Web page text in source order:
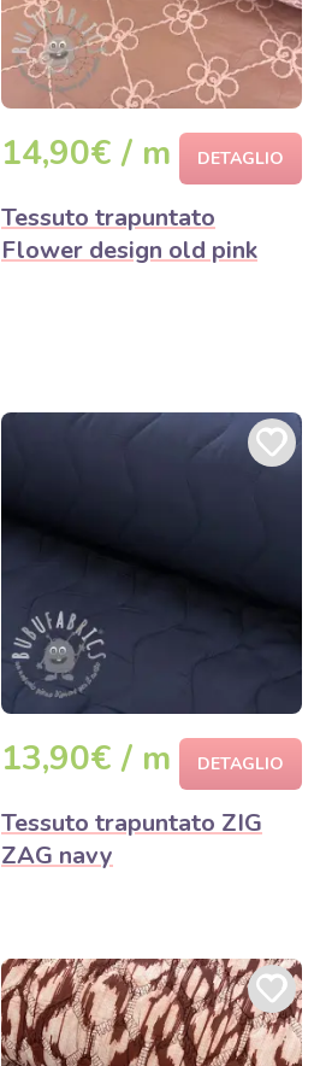
14,90€ / m DETAGLIO
Tessuto trapuntato
Flower design old pink
13,90€ / m DETAGLIO
Tessuto trapuntato ZIG
ZAG navy